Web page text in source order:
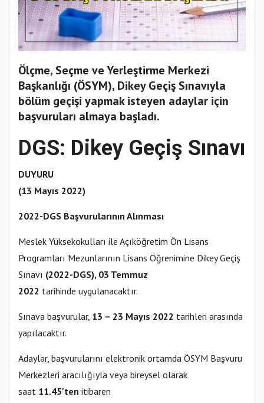
Ölçme, Seçme ve Yerleştirme Merkezi
Başkanlığı (ÖSYM), Dikey Geçiş Sınavıyla
bölüm geçişi yapmak isteyen adaylar için
başvuruları almaya başladı.
DGS: Dikey Geçiş Sınavı
DUYURU
(13 Mayıs 2022)
2022-DGS Başvurularının Alınması
Meslek Yüksekokulları ile Açıköğretim Ön Lisans
Programları Mezunlarının Lisans Öğrenimine Dikey Geçiş
Sınavı (2022-DGS), 03 Temmuz
2022 tarihinde uygulanacaktır.
Sınava başvurular, 13 – 23 Mayıs 2022 tarihleri arasında
yapılacaktır.
Adaylar, başvurularını elektronik ortamda ÖSYM Başvuru
Merkezleri aracılığıyla veya bireysel olarak
saat 11.45'ten itibaren